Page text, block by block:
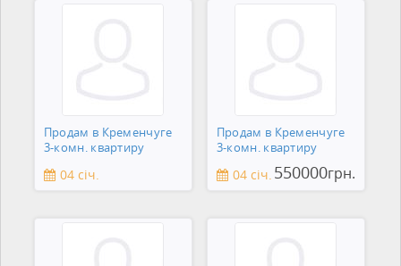
Продам в Кременчуге
3-комн. квартиру
04 січ.
Продам в Кременчуге
3-комн. квартиру
04 січ. 550000грн.